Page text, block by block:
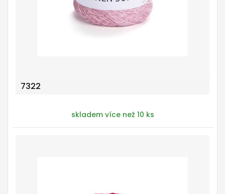
7322
skladem více než 10 ks